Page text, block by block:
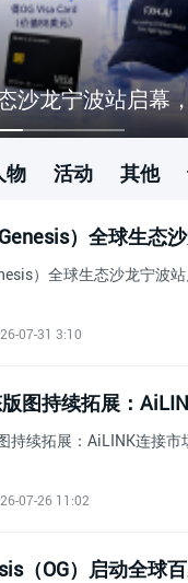
沙龙宁波站启幕
物 活动 其他
）全球生态沙龙宁波
07-31 3:10
图持续拓展：
持续拓展：AiLINK连接
07-26 11:02
（OG）启动全球